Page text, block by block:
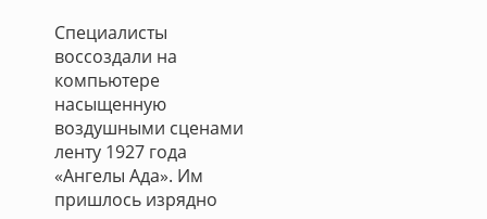
Специалисты
воссоздали на
компьютере
насыщенную
воздушными сценами
ленту 1927 года
«Ангелы Ада». Им
пришлось изрядно